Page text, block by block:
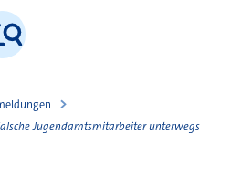
Jugendamtsmitarbeiter unterwegs